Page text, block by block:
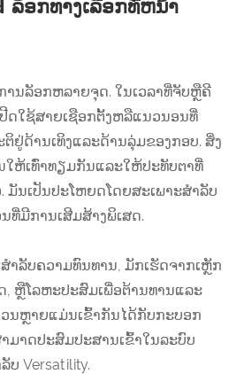
ລັອກທາງເລືອກທີ່ຫນ້າ
ນລັອກຫລາຍຈຸດ. ໃນເວລາທີ່ຈັບຫຼືຄີ
ດໃຊ້ສາຍເຊືອກຕັ້ງຫລືແນວນອນທີ່
ຢູ່ດ້ານເທິງແລະດ້ານລຸ່ມຂອງກອບ. ສິ່ງ
ຫ້ເທົ່າທຽມກັນແລະໃຫ້ປະທັບຕາທີ່
ມັນເປັນປະໂຫຍດໂດຍສະເພາະສໍາລັບ
ທີ່ມີການເສີມສ້າງພິເສດ.
າລັບຄວາມທົນທານ, ມັກເຮັດຈາກເຫຼັກ
, ຫຼືໂລຫະປະສົມເພື່ອຕ້ານທານແລະ
ນຫຼາຍແມ່ນເຂົ້າກັນໄດ້ກັບກະບອກ
ມາດປະສົມປະສານເຂົ້າໃນລະບົບ
ບ Versatility.